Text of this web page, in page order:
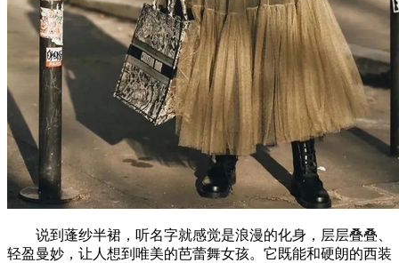
说到蓬纱半裙，听名字就感觉是浪漫的化身，层层叠叠、
轻盈曼妙，让人想到唯美的芭蕾舞女孩。它既能和硬朗的西装